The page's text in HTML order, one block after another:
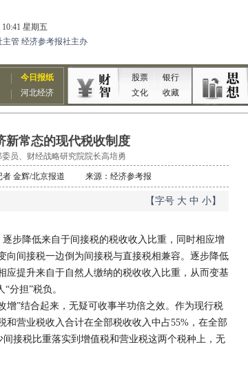
新常态的现代税收制度
员、财经战略研究院院长高培勇
金辉/北京报道 来源：经济参考报
【字号 大 中 小】
降低来自于间接税的税收收入比重，同时相应增
向间接税一边倒为间接税与直接税相兼容。逐步降低
应提升来自于自然人缴纳的税收收入比重，从而变基
分担”税负。
”结合起来，无疑可收事半功倍之效。作为现行税
和营业税收入合计在全部税收收入中占55%，在全部
接税比重落实到增值税和营业税这两个税种上，无